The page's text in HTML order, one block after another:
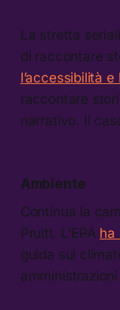
La stretta
di raccontare
l’accessibilità
raccontare
narrativo. Il
Ambiente
Continua la
Pruitt. L’EPA ha
guida sul